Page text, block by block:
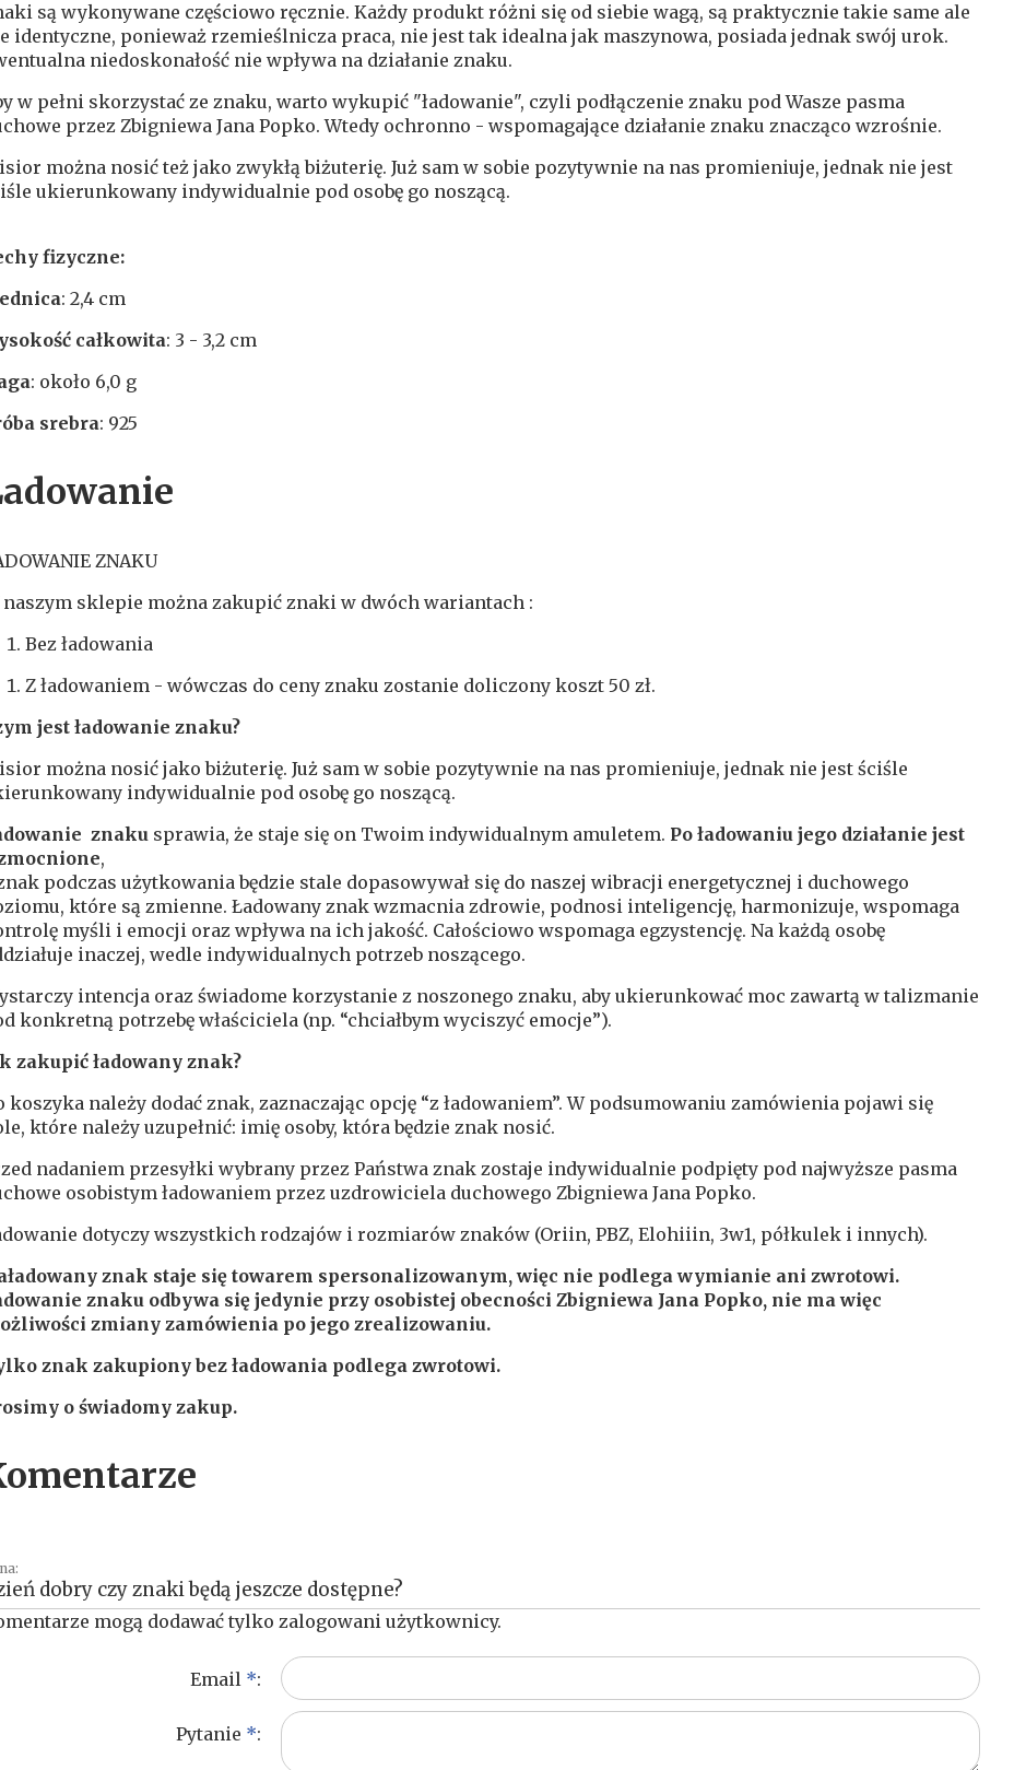
są wykonywane częściowo ręcznie. Każdy produkt różni się od siebie wagą, są praktycznie takie same ale
identyczne, ponieważ rzemieślnicza praca, nie jest tak idealna jak maszynowa, posiada jednak swój urok.
niedoskonałość nie wpływa na działanie znaku.
w pełni skorzystać ze znaku, warto wykupić "ładowanie", czyli podłączenie znaku pod Wasze pasma
przez Zbigniewa Jana Popko. Wtedy ochronno - wspomagające działanie znaku znacząco wzrośnie.
można nosić też jako zwykłą biżuterię. Już sam w sobie pozytywnie na nas promieniuje, jednak nie jest
ukierunkowany indywidualnie pod osobę go noszącą.
fizyczne:
: 2,4 cm
całkowita: 3 - 3,2 cm
: około 6,0 g
srebra: 925
ZNAKU
naszym sklepie można zakupić znaki w dwóch wariantach :
Bez ładowania
Z ładowaniem - wówczas do ceny znaku zostanie doliczony koszt 50 zł.
jest ładowanie znaku?
można nosić jako biżuterię. Już sam w sobie pozytywnie na nas promieniuje, jednak nie jest ściśle
indywidualnie pod osobę go noszącą.
znakusprawia, że staje się on Twoim indywidualnym amuletem. Po ładowaniu jego działanie jest
,
podczas użytkowania będzie stale dopasowywał się do naszej wibracji energetycznej i duchowego
które są zmienne. Ładowany znak wzmacnia zdrowie, podnosi inteligencję, harmonizuje, wspomaga
myśli i emocji oraz wpływa na ich jakość. Całościowo wspomaga egzystencję. Na każdą osobę
inaczej, wedle indywidualnych potrzeb noszącego.
intencja oraz świadome korzystanie z noszonego znaku, aby ukierunkować moc zawartą w talizmanie
konkretną potrzebę właściciela (np. “chciałbym wyciszyć emocje”).
zakupić ładowany znak?
koszyka należy dodać znak, zaznaczając opcję “z ładowaniem”. W podsumowaniu zamówienia pojawi się
które należy uzupełnić: imię osoby, która będzie znak nosić.
nadaniem przesyłki wybrany przez Państwa znak zostaje indywidualnie podpięty pod najwyższe pasma
osobistym ładowaniem przez uzdrowiciela duchowego Zbigniewa Jana Popko.
dotyczy wszystkich rodzajów i rozmiarów znaków (Oriin, PBZ, Elohiiin, 3w1, półkuleki innych).
znak staje się towarem spersonalizowanym, więc nie podlega wymianie ani zwrotowi.
znaku odbywa się jedynie przy osobistej obecności Zbigniewa Jana Popko, nie ma więc
zmiany zamówienia po jego zrealizowaniu.
znak zakupiony bez ładowania podlega zwrotowi.
o świadomy zakup.
dobry czy znaki będą jeszcze dostępne?
mogą dodawać tylko zalogowani użytkownicy.
Email *:
Pytanie *: